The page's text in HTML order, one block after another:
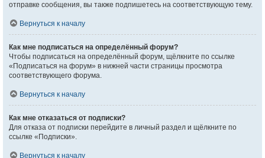
отправке сообщения, вы также подпишетесь на соответствующую тему.
Вернуться к началу
Как мне подписаться на определённый форум?
Чтобы подписаться на определённый форум, щёлкните по ссылке
«Подписаться на форум» в нижней части страницы просмотра
соответствующего форума.
Вернуться к началу
Как мне отказаться от подписки?
Для отказа от подписки перейдите в личный раздел и щёлкните по
ссылке «Подписки».
Вернуться к началу